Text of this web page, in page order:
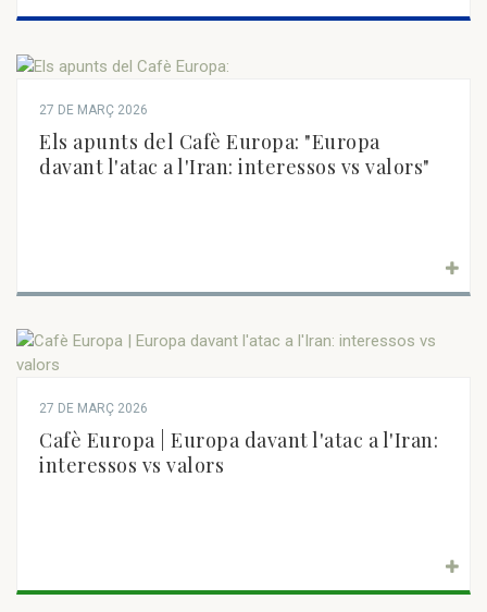
27 DE MARÇ 2026
Els apunts del Cafè Europa: "Europa
davant l'atac a l'Iran: interessos vs valors"
27 DE MARÇ 2026
Cafè Europa | Europa davant l'atac a l'Iran:
interessos vs valors